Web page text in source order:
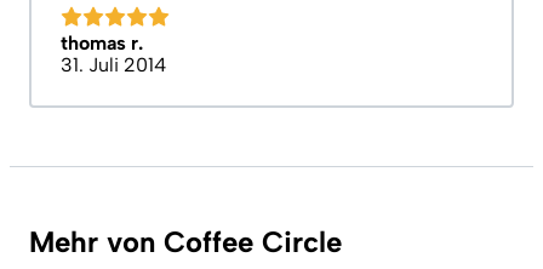
thomas r.
31. Juli 2014
Mehr von Coffee Circle